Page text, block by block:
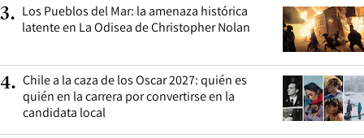
3. Los Pueblos del Mar: la amenaza histórica
latente en La Odisea de Christopher Nolan
4. Chile a la caza de los Oscar 2027: quién es
quién en la carrera por convertirse en la
candidata local